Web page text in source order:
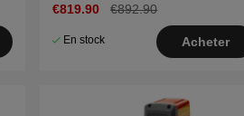
€819.90 €892.90
En stock Acheter